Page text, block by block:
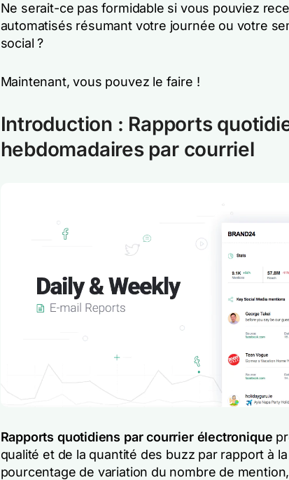
Ne serait-ce pas formidable si vous pouviez
automatisés résumant votre journée ou votre
social ?
Maintenant, vous pouvez le faire !
Introduction : Rapports
hebdomadaires par courriel
Rapports quotidiens par courrier électronique
qualité et de la quantité des buzz par rapport à
pourcentage de variation du nombre de